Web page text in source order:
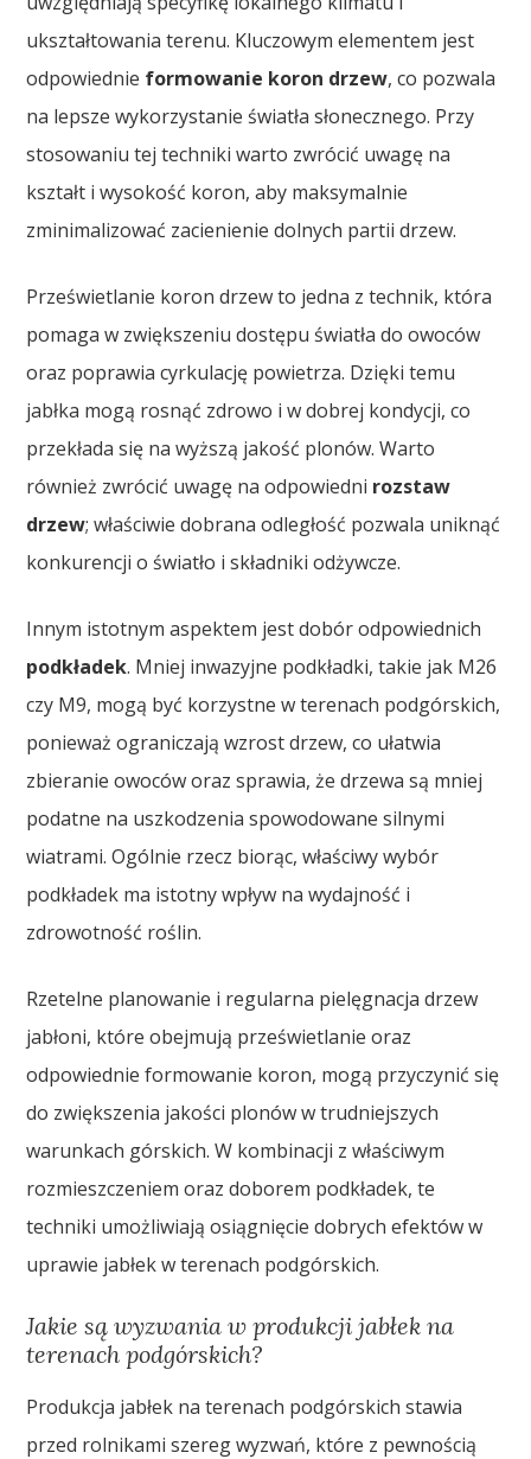
ukształtowania terenu. Kluczowym elementem jest
odpowiednie formowanie koron drzew, co pozwala
na lepsze wykorzystanie światła słonecznego. Przy
stosowaniu tej techniki warto zwrócić uwagę na
kształt i wysokość koron, aby maksymalnie
zminimalizować zacienienie dolnych partii drzew.
Prześwietlanie koron drzew to jedna z technik, która
pomaga w zwiększeniu dostępu światła do owoców
oraz poprawia cyrkulację powietrza. Dzięki temu
jabłka mogą rosnąć zdrowo i w dobrej kondycji, co
przekłada się na wyższą jakość plonów. Warto
również zwrócić uwagę na odpowiedni rozstaw
drzew; właściwie dobrana odległość pozwala uniknąć
konkurencji o światło i składniki odżywcze.
Innym istotnym aspektem jest dobór odpowiednich
podkładek. Mniej inwazyjne podkładki, takie jak M26
czy M9, mogą być korzystne w terenach podgórskich,
ponieważ ograniczają wzrost drzew, co ułatwia
zbieranie owoców oraz sprawia, że drzewa są mniej
podatne na uszkodzenia spowodowane silnymi
wiatrami. Ogólnie rzecz biorąc, właściwy wybór
podkładek ma istotny wpływ na wydajność i
zdrowotność roślin.
Rzetelne planowanie i regularna pielęgnacja drzew
jabłoni, które obejmują prześwietlanie oraz
odpowiednie formowanie koron, mogą przyczynić się
do zwiększenia jakości plonów w trudniejszych
warunkach górskich. W kombinacji z właściwym
rozmieszczeniem oraz doborem podkładek, te
techniki umożliwiają osiągnięcie dobrych efektów w
uprawie jabłek w terenach podgórskich.
Jakie są wyzwania w produkcji jabłek na
terenach podgórskich?
Produkcja jabłek na terenach podgórskich stawia
przed rolnikami szereg wyzwań, które z pewnością